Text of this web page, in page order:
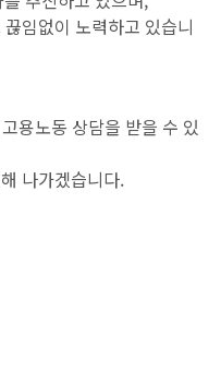
임없이 노력하고 있습니
용노동 상담을 받을 수 있
나가겠습니다.